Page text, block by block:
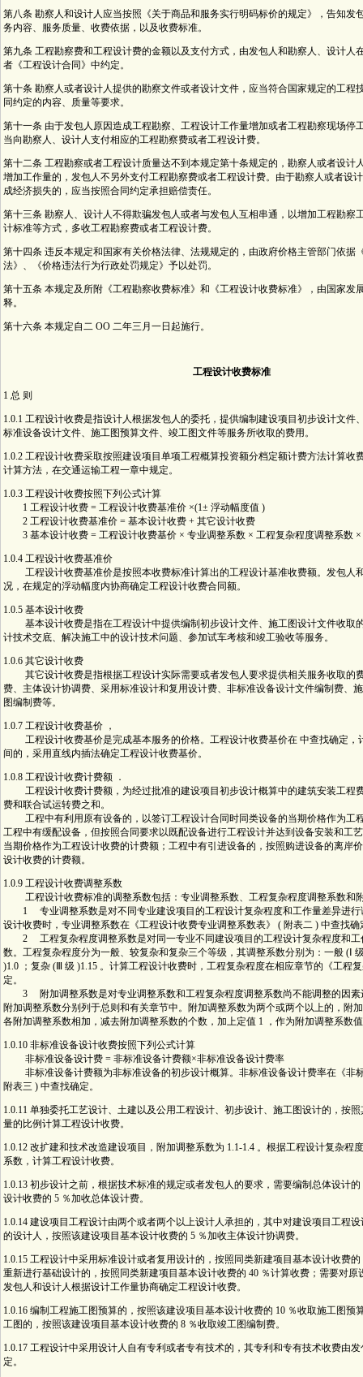
第八条 勘察人和设计人应当按照《关于商品和服务实行明码标价的规定》，告知发
务内容、服务质量、收费依据，以及收费标准。
第九条 工程勘察费和工程设计费的金额以及支付方式，由发包人和勘察人、设计人
者《工程设计合同》中约定。
第十条 勘察人或者设计人提供的勘察文件或者设计文件，应当符合国家规定的工程
同约定的内容、质量等要求。
第十一条 由于发包人原因造成工程勘察、工程设计工作量增加或者工程勘察现场停
当向勘察人、设计人支付相应的工程勘察费或者工程设计费。
第十二条 工程勘察或者工程设计质量达不到本规定第十条规定的，勘察人或者设计
增加工作量的，发包人不另外支付工程勘察费或者工程设计费。由于勘察人或者设
成经济损失的，应当按照合同约定承担赔偿责任。
第十三条 勘察人、设计人不得欺骗发包人或者与发包人互相串通，以增加工程勘察
计标准等方式，多收工程勘察费或者工程设计费。
第十四条 违反本规定和国家有关价格法律、法规规定的，由政府价格主管部门依据
法》、《价格违法行为行政处罚规定》予以处罚。
第十五条 本规定及所附《工程勘察收费标准》和《工程设计收费标准》，由国家发
释。
第十六条 本规定自二 OO 二年三月一日起施行。
工程设计收费标准
1 总 则
1.0.1 工程设计收费是指设计人根据发包人的委托，提供编制建设项目初步设计文件
标准设备设计文件、施工图预算文件、竣工图文件等服务所收取的费用。
1.0.2 工程设计收费采取按照建设项目单项工程概算投资额分档定额计费方法计算收
计算方法，在交通运输工程一章中规定。
1.0.3 工程设计收费按照下列公式计算
1 工程设计收费 = 工程设计收费基准价 ×(1± 浮动幅度值 )
2 工程设计收费基准价 = 基本设计收费 + 其它设计收费
3 基本设计收费 = 工程设计收费基价 × 专业调整系数 × 工程复杂程度调整系数 ×
1.0.4 工程设计收费基准价
工程设计收费基准价是按照本收费标准计算出的工程设计基准收费额。发包人
况，在规定的浮动幅度内协商确定工程设计收费合同额。
1.0.5 基本设计收费
基本设计收费是指在工程设计中提供编制初步设计文件、施工图设计文件收取
计技术交底、解决施工中的设计技术问题、参加试车考核和竣工验收等服务。
1.0.6 其它设计收费
其它设计收费是指根据工程设计实际需要或者发包人要求提供相关服务收取的
费、主体设计协调费、采用标准设计和复用设计费、非标准设备设计文件编制费、
图编制费等。
1.0.7 工程设计收费基价 ，
工程设计收费基价是完成基本服务的价格。工程设计收费基价在 中查找确定，
间的，采用直线内插法确定工程设计收费基价。
1.0.8 工程设计收费计费额 ．
工程设计收费计费额，为经过批准的建设项目初步设计概算中的建筑安装工程
费和联合试运转费之和。
工程中有利用原有设备的，以签订工程设计合同时同类设备的当期价格作为工
工程中有缓配设备，但按照合同要求以既配设备进行工程设计并达到设备安装和工
当期价格作为工程设计收费的计费额；工程中有引进设备的，按照购进设备的离岸
设计收费的计费额。
1.0.9 工程设计收费调整系数
工程设计收费标准的调整系数包括：专业调整系数、工程复杂程度调整系数和
1 专业调整系数是对不同专业建设项目的工程设计复杂程度和工作量差异进行
设计收费时，专业调整系数在《工程设计收费专业调整系数表》 ( 附表二 ) 中查找确
2 工程复杂程度调整系数是对同一专业不同建设项目的工程设计复杂程度和工
数。工程复杂程度分为一般、较复杂和复杂三个等级，其调整系数分别为：一般 (Ⅰ
)1.0 ；复杂 (Ⅲ 级 )1.15 。计算工程设计收费时，工程复杂程度在相应章节的《工程
定。
3 附加调整系数是对专业调整系数和工程复杂程度调整系数尚不能调整的因素
附加调整系数分别列于总则和有关章节中。附加调整系数为两个或两个以上的，附
各附加调整系数相加，减去附加调整系数的个数，加上定值 1 ，作为附加调整系数
1.0.10 非标准设备设计收费按照下列公式计算
非标准设备设计费 = 非标准设备计费额×非标准设备设计费率
非标准设备计费额为非标准设备的初步设计概算。非标准设备设计费率在《非
附表三 ) 中查找确定。
1.0.11 单独委托工艺设计、土建以及公用工程设计、初步设计、施工图设计的，按
量的比例计算工程设计收费。
1.0.12 改扩建和技术改造建设项目，附加调整系数为 1.1-1.4 。根据工程设计复杂程
系数，计算工程设计收费。
1.0.13 初步设计之前，根据技术标准的规定或者发包人的要求，需要编制总体设计
设计收费的 5 ％加收总体设计费。
1.0.14 建设项目工程设计由两个或者两个以上设计人承担的，其中对建设项目工程
的设计人，按照该建设项目基本设计收费的 5 ％加收主体设计协调费。
1.0.15 工程设计中采用标准设计或者复用设计的，按照同类新建项目基本设计收费
重新进行基础设计的，按照同类新建项目基本设计收费的 40 ％计算收费；需要对原
发包人和设计人根据设计工作量协商确定工程设计收费。
1.0.16 编制工程施工图预算的，按照该建设项目基本设计收费的 10 ％收取施工图预
工图的，按照该建设项目基本设计收费的 8 ％收取竣工图编制费。
1.0.17 工程设计中采用设计人自有专利或者专有技术的，其专利和专有技术收费由
定。